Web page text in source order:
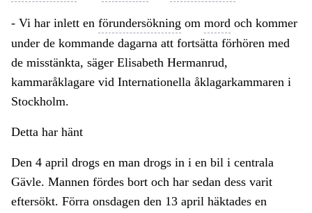
- Vi har inlett en förundersökning om mord och kommer
under de kommande dagarna att fortsätta förhören med
de misstänkta, säger Elisabeth Hermanrud,
kammaråklagare vid Internationella åklagarkammaren i
Stockholm.
Detta har hänt
Den 4 april drogs en man drogs in i en bil i centrala
Gävle. Mannen fördes bort och har sedan dess varit
eftersökt. Förra onsdagen den 13 april häktades en